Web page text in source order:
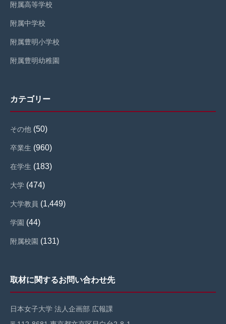
附属高等学校
附属中学校
附属豊明小学校
附属豊明幼稚園
カテゴリー
その他 (50)
卒業生 (960)
在学生 (183)
大学 (474)
大学教員 (1,449)
学園 (44)
附属校園 (131)
取材に関するお問い合わせ先
日本女子大学 法人企画部 広報課